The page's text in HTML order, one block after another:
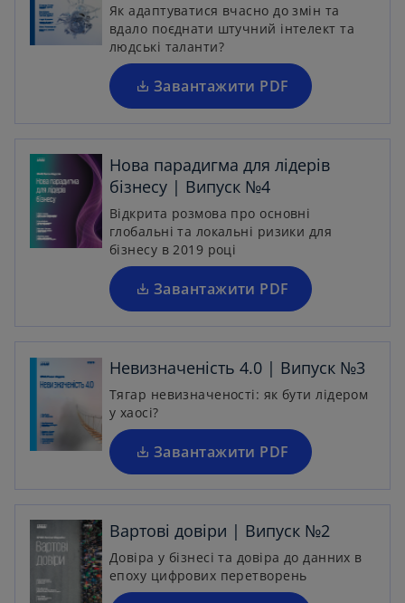
b
Як адаптуватися вчасно до змін та
вдало поєднати штучний інтелект та
людські таланти?
Завантажити PDF
s
i
n
a
n
t
a
b
Нова парадигма для лідерів
бізнесу | Випуск №4
Відкрита розмова про основні
глобальні та локальні ризики для
бізнесу в 2019 році
Завантажити PDF
p
e
n
s
i
n
a
n
t
a
Невизначеність 4.0 | Випуск №3
Тягар невизначеності: як бути лідером
у хаосі?
Завантажити PDF
o
n
n
a
n
t
a
b
Вартові довіри | Випуск №2
Довіра у бізнесі та довіра до данних в
епоху цифрових перетворень
o
n
s
i
n